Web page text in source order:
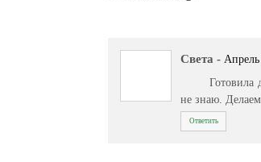
Света -
Готовила
не знаю.
Ответить